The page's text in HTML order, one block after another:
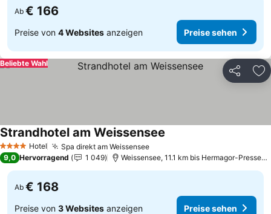
Ab € 166
Preise von 4 Websites anzeigen Preise sehen
Teilen
Beliebte Wahl
4 Sterne Hotel Spa direkt am WeissenseePreise sehen
Strandhotel am Weissensee
9,0 Hervorragend 1 049 Weissensee, 11.1 km bis Hermagor-
Ab € 168
Preise von 3 Websites anzeigen Preise sehen